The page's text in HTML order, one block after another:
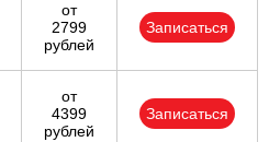
от
2799
рублей
Записаться
от
4399
рублей
Записаться